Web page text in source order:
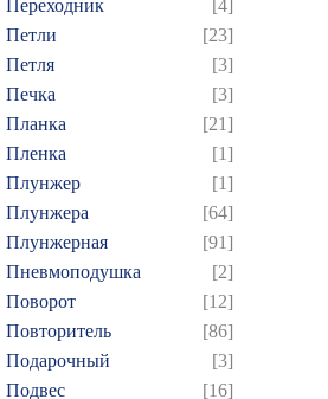
Переходник
[4]
Петли
[23]
Петля
[3]
Печка
[3]
Планка
[21]
Пленка
[1]
Плунжер
[1]
Плунжера
[64]
Плунжерная
[91]
Пневмоподушка
[2]
Поворот
[12]
Повторитель
[86]
Подарочный
[3]
Подвес
[16]